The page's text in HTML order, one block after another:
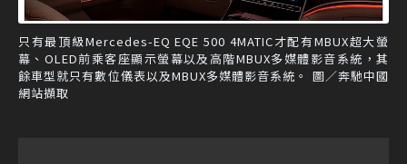
只有最頂級Mercedes-EQ EQE 500 4MATIC才配有MBUX超大螢
幕、OLED前乘客座顯示螢幕以及高階MBUX多媒體影音系統，其
餘車型就只有數位儀表以及MBUX多媒體影音系統。 圖／奔馳中國
網站擷取